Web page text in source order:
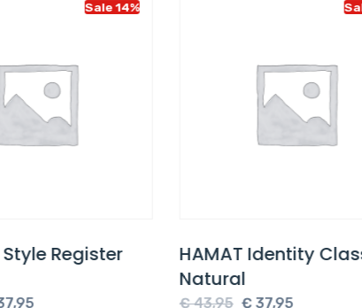
Sale 14%
Style Register
Huidige
HAMAT Identity
Natural
€43,95 Oorspronkelijke
€37,95Huidige